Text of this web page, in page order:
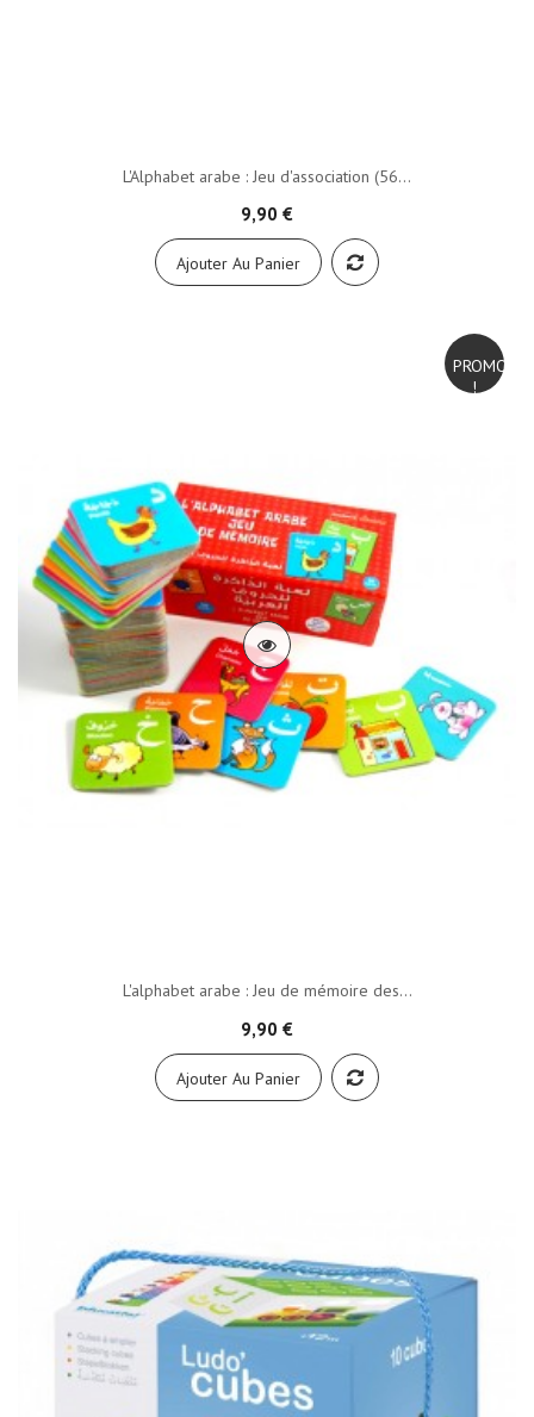
L'Alphabet arabe : Jeu d'association (56...
9,90 €
Ajouter Au Panier
PROMO
!
L'alphabet arabe : Jeu de mémoire des...
9,90 €
Ajouter Au Panier